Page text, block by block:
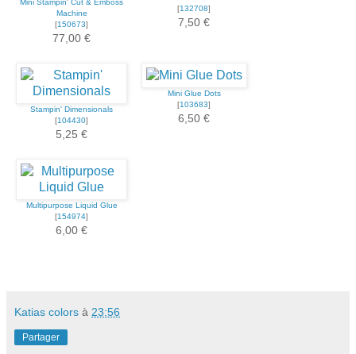
Mini Stampin' Cut & Emboss
Machine
[150673]
77,00 €
[132708]
7,50 €
Stampin' Dimensionals
[104430]
5,25 €
Mini Glue Dots
[103683]
6,50 €
Multipurpose Liquid Glue
[154974]
6,00 €
Katias colors à 23:56
Partager